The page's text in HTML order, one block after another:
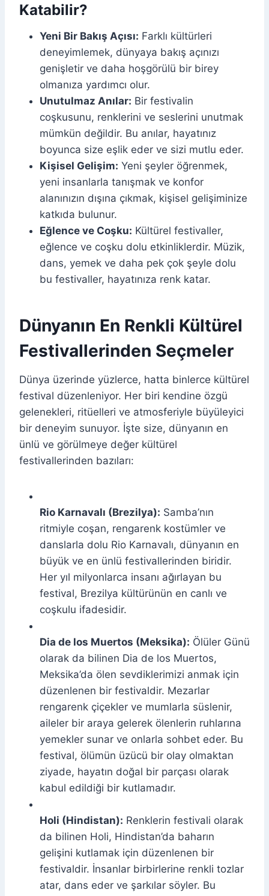
Katabilir?
Yeni Bir Bakış Açısı: Farklı kültürleri
deneyimlemek, dünyaya bakış açınızı
genişletir ve daha hoşgörülü bir birey
olmanıza yardımcı olur.
Unutulmaz Anılar: Bir festivalin
coşkusunu, renklerini ve seslerini unutmak
mümkün değildir. Bu anılar, hayatınız
boyunca size eşlik eder ve sizi mutlu eder.
Kişisel Gelişim: Yeni şeyler öğrenmek,
yeni insanlarla tanışmak ve konfor
alanınızın dışına çıkmak, kişisel gelişiminize
katkıda bulunur.
Eğlence ve Coşku: Kültürel festivaller,
eğlence ve coşku dolu etkinliklerdir. Müzik,
dans, yemek ve daha pek çok şeyle dolu
bu festivaller, hayatınıza renk katar.
Dünyanın En Renkli Kültürel
Festivallerinden Seçmeler
Dünya üzerinde yüzlerce, hatta binlerce kültürel
festival düzenleniyor. Her biri kendine özgü
gelenekleri, ritüelleri ve atmosferiyle büyüleyici
bir deneyim sunuyor. İşte size, dünyanın en
ünlü ve görülmeye değer kültürel
festivallerinden bazıları:
Rio Karnavalı (Brezilya): Samba’nın
ritmiyle coşan, rengarenk kostümler ve
danslarla dolu Rio Karnavalı, dünyanın en
büyük ve en ünlü festivallerinden biridir.
Her yıl milyonlarca insanı ağırlayan bu
festival, Brezilya kültürünün en canlı ve
coşkulu ifadesidir.
Dia de los Muertos (Meksika): Ölüler Günü
olarak da bilinen Dia de los Muertos,
Meksika’da ölen sevdiklerimizi anmak için
düzenlenen bir festivaldir. Mezarlar
rengarenk çiçekler ve mumlarla süslenir,
aileler bir araya gelerek ölenlerin ruhlarına
yemekler sunar ve onlarla sohbet eder. Bu
festival, ölümün üzücü bir olay olmaktan
ziyade, hayatın doğal bir parçası olarak
kabul edildiği bir kutlamadır.
Holi (Hindistan): Renklerin festivali olarak
da bilinen Holi, Hindistan’da baharın
gelişini kutlamak için düzenlenen bir
festivaldir. İnsanlar birbirlerine renkli tozlar
atar, dans eder ve şarkılar söyler. Bu